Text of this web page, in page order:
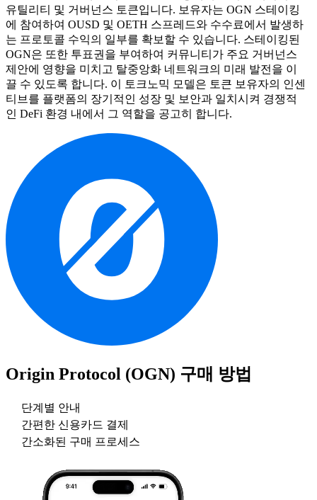
유틸리티 및 거버넌스 토큰입니다. 보유자는 OGN 스테이킹
에 참여하여 OUSD 및 OETH 스프레드와 수수료에서 발생하
는 프로토콜 수익의 일부를 확보할 수 있습니다. 스테이킹된
OGN은 또한 투표권을 부여하여 커뮤니티가 주요 거버넌스
제안에 영향을 미치고 탈중앙화 네트워크의 미래 발전을 이
끌 수 있도록 합니다. 이 토크노믹 모델은 토큰 보유자의 인센
티브를 플랫폼의 장기적인 성장 및 보안과 일치시켜 경쟁적
인 DeFi 환경 내에서 그 역할을 공고히 합니다.
Origin Protocol (OGN) 구매 방법
단계별 안내
간편한 신용카드 결제
간소화된 구매 프로세스